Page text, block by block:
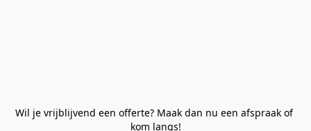
Wil je vrijblijvend een offerte? Maak dan nu een afspraak of
kom langs!